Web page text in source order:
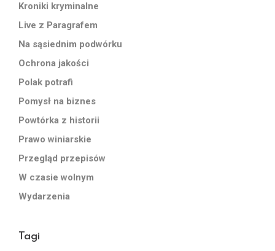
Kroniki kryminalne
Live z Paragrafem
Na sąsiednim podwórku
Ochrona jakości
Polak potrafi
Pomysł na biznes
Powtórka z historii
Prawo winiarskie
Przegląd przepisów
W czasie wolnym
Wydarzenia
Tagi